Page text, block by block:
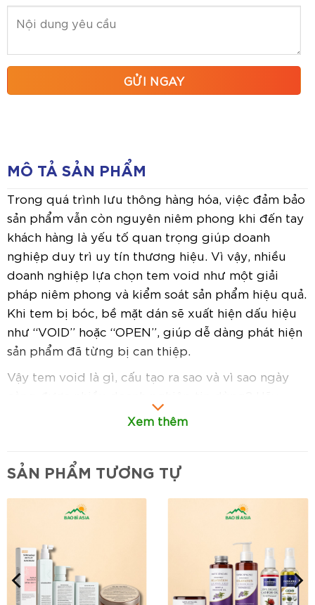
MÔ TẢ SẢN PHẨM
Trong quá trình lưu thông hàng hóa, việc đảm bảo
sản phẩm vẫn còn nguyên niêm phong khi đến tay
khách hàng là yếu tố quan trọng giúp doanh
nghiệp duy trì uy tín thương hiệu. Vì vậy, nhiều
doanh nghiệp lựa chọn tem void như một giải
pháp niêm phong và kiểm soát sản phẩm hiệu quả.
Khi tem bị bóc, bề mặt dán sẽ xuất hiện dấu hiệu
như “VOID” hoặc “OPEN”, giúp dễ dàng phát hiện
sản phẩm đã từng bị can thiệp.
Vậy tem void là gì, cấu tạo ra sao và vì sao ngày
cùng tìm hiểu chi tiết trong bài viết dưới đây.
Xem thêm
SẢN PHẨM TƯƠNG TỰ